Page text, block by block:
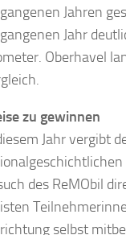
Jahren
Jahr
Oberhavel
zu gewinnen
Jahr vergibt
des ReMObil
selbst